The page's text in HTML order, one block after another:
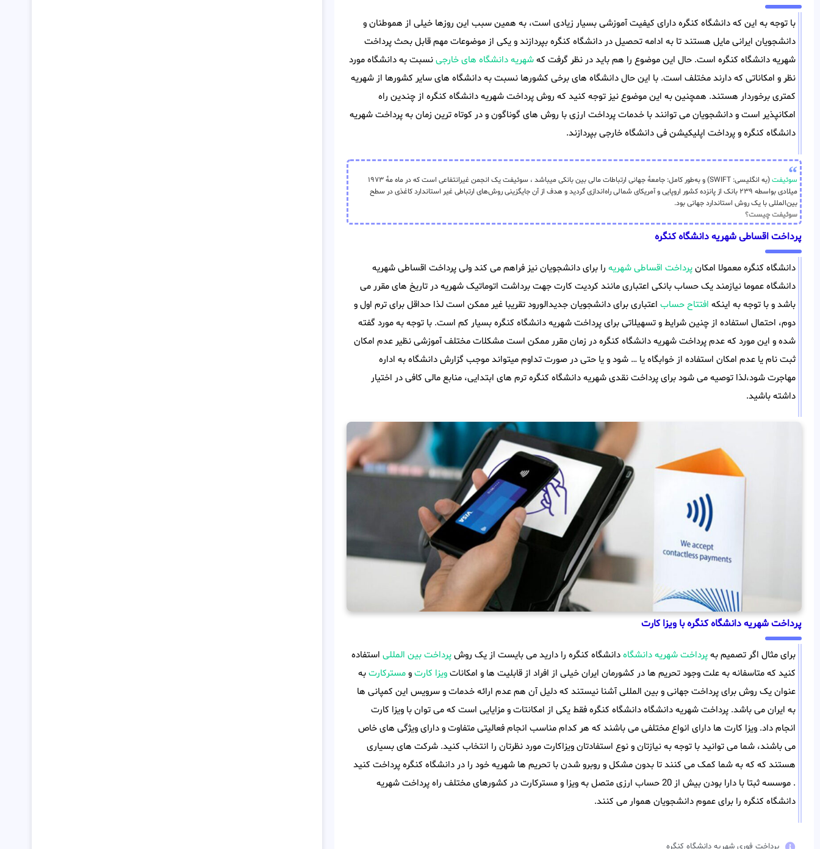
با توجه به این که دانشگاه کنگره دارای کیفیت آموزشی بسیار زیادی است، به همین سبب این روزها خیلی از هموطنان و
دانشجویان ایرانی مایل هستند تا به ادامه تحصیل در دانشگاه کنگره بپردازند و یکی از موضوعات مهم قابل بحث پرداخت
شهریه دانشگاه کنگره است. حال این موضوع را هم باید در نظر گرفت کهشهریه دانشگاه های خارجینسبت به دانشگاه مورد
نظر و امکاناتی که دارند مختلف است. با این حال دانشگاه های برخی کشورها نسبت به دانشگاه های سایر کشورها از شهریه
کمتری برخوردار هستند. همچنین به این موضوع نیز توجه کنید که روش پرداخت شهریه دانشگاه کنگره از چندین راه
امکانپذیر است و دانشجویان می توانند با خدمات پرداخت ارزی با روش های گوناگون و در کوتاه ترین زمان به پرداخت شهریه
دانشگاه کنگره و پرداخت اپلیکیشن فی دانشگاه خارجی بپردازند.
سوئیفت
(به انگلیسی: SWIFT) و به‌طور کامل: جامعهٔ جهانی ارتباطات مالی بین بانکی میباشد ، سوئیفت یک انجمن غیرانتفاعی است که در ماه مهٔ ۱۹۷۳
میلادی بواسطه ۲۳۹ بانک از پانزده کشور اروپایی و آمریکای شمالی راه‌اندازی گردید و هدف از آن جایگزینی روش‌های ارتباطی غیر استاندارد کاغذی در سطح
بین‌المللی با یک روش استاندارد جهانی بود.
سوئیفت چیست؟
پرداخت اقساطی شهریه دانشگاه کنگره
دانشگاه کنگره معمولا امکانپرداخت اقساطی شهریه را برای دانشجویان نیز فراهم می کند ولی پرداخت اقساطی شهریه
دانشگاه عموما نیازمند یک حساب بانکی اعتباری مانند کردیت کارت جهت برداشت اتوماتیک شهریه در تاریخ های مقرر می
باشد و با توجه به اینکه افتتاح حساب اعتباری برای دانشجویان جدیدالورود تقریبا غیر ممکن است لذا حداقل برای ترم اول و
دوم، احتمال استفاده از چنین شرایط و تسهیلاتی برای پرداخت شهریه دانشگاه کنگره بسیار کم است. با توجه به مورد گفته
شده و این مورد که عدم پرداخت شهریه دانشگاه کنگره در زمان مقرر ممکن است مشکلات مختلف آموزشی نظیر عدم امکان
ثبت نام یا عدم امکان استفاده از خوابگاه یا … شود و یا حتی در صورت تداوم میتواند موجب گزارش دانشگاه به اداره
مهاجرت شود،لذا توصیه می شود برای پرداخت نقدی شهریه دانشگاه کنگره ترم های ابتدایی، منابع مالی کافی در اختیار
داشته باشید.
پرداخت شهریه دانشگاه کنگره با ویزا کارت
برای مثال اگر تصمیم بهپرداخت شهریه دانشگاهدانشگاه کنگره را دارید می بایست از یک روشپرداخت بین المللی استفاده
کنید که متاسفانه به علت وجود تحریم ها در کشورمان ایران خیلی از افراد از قابلیت ها و امکاناتویزا کارتومسترکارتبه
عنوان یک روش برای پرداخت جهانی و بین المللی آشنا نیستند که دلیل آن هم عدم ارائه خدمات و سرویس این کمپانی ها
به ایران می باشد. پرداخت شهریه دانشگاه دانشگاه کنگره فقط یکی از امکانتات و مزایایی است که می توان با ویزا کارت
انجام داد. ویزا کارت ها دارای انواع مختلفی می باشند که هر کدام مناسب انجام فعالیتی متفاوت و دارای ویژگی های خاص
می باشند، شما می توانید با توجه به نیازتان و نوع استفادتان ویزاکارت مورد نظرتان را انتخاب کنید. شرکت های بسیاری
هستند که که به شما کمک می کنند تا بدون مشکل و روبرو شدن با تحریم ها شهریه خود را در دانشگاه کنگره پرداخت کنید
. موسسه ثبتا با دارا بودن بیش از 20 حساب ارزی متصل به ویزا و مسترکارت در کشورهای مختلف راه پرداخت شهریه
دانشگاه کنگره را برای عموم دانشجویان هموار می کنند.
پرداخت فوری شهریه دانشگاه کنگره